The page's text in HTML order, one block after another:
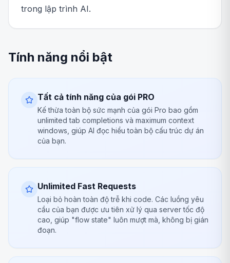
trong lập trình AI.
Tính năng nổi bật
Tất cả tính năng của gói PRO
Kế thừa toàn bộ sức mạnh của gói Pro bao gồm
unlimited tab completions và maximum context
windows, giúp AI đọc hiểu toàn bộ cấu trúc dự án
của bạn.
Unlimited Fast Requests
Loại bỏ hoàn toàn độ trễ khi code. Các luồng yêu
cầu của bạn được ưu tiên xử lý qua server tốc độ
cao, giúp "flow state" luôn mượt mà, không bị gián
đoạn.